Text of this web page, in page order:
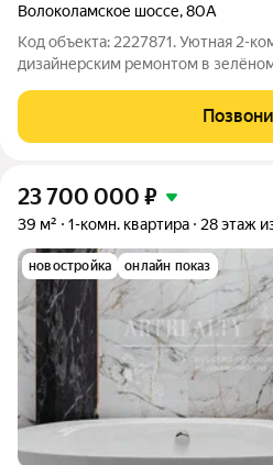
Волоколамское шоссе,80А
Код объекта: 2227871. Уютная 2-
дизайнерским ремонтом в
гуляете по живописным
Покровское-Стрешнево! Именно
23 700 000 ₽
39 м² 1-комн. квартира 28 этаж
новостройка онлайн показ